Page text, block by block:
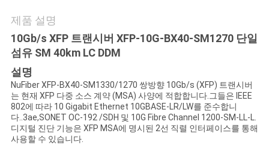
주
세
요
뉴
스
제품 설명
10Gb/s XFP 트랜시버 XFP-10G-BX40-SM1270 단일
섬유 SM 40km LC DDM
설명
NuFiber XFP-BX40-SM1330/1270 쌍방향 10Gb/s (XFP) 트랜시버
는 현재 XFP 다중 소스 계약 (MSA) 사양에 적합합니다.그들은 IEEE
802에 따라 10 Gigabit Ethernet 10GBASE-LR/LW를 준수합니
다..3ae,SONET OC-192 /SDH 및 10G Fibre Channel 1200-SM-LL-L.
디지털 진단 기능은 XFP MSA에 명시된 2선 직렬 인터페이스를 통해
사용할 수 있습니다.